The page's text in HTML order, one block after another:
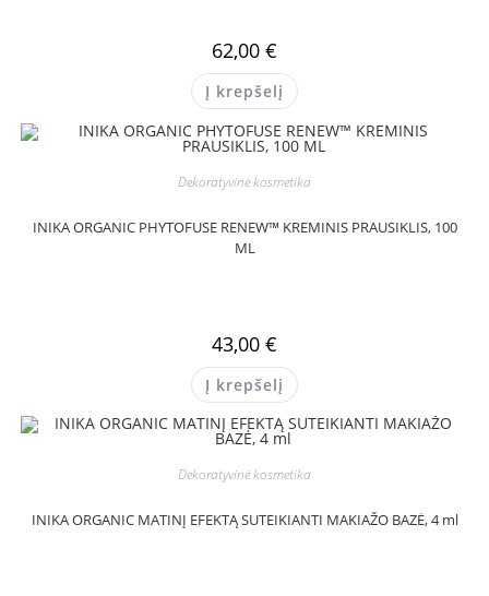
62,00 €
Į krepšelį
Dekoratyvinė kosmetika
INIKA ORGANIC PHYTOFUSE RENEW™ KREMINIS PRAUSIKLIS, 100
ML
43,00 €
Į krepšelį
Dekoratyvinė kosmetika
INIKA ORGANIC MATINĮ EFEKTĄ SUTEIKIANTI MAKIAŽO BAZĖ, 4 ml